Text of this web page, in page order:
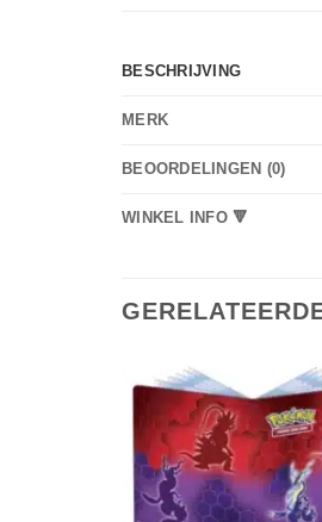
BESCHRIJVING
MERK
BEOORDELINGEN (0)
WINKEL INFO 🔻